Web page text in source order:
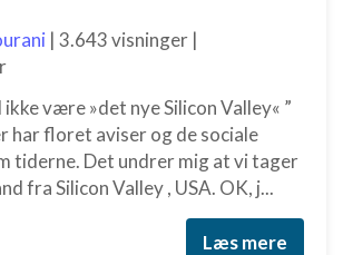
| 3.643 visninger |
ikke være »det nye Silicon Valley« ”
har floret aviser og de sociale
tiderne. Det undrer mig at vi tager
fra Silicon Valley , USA. OK, j...
Læs mere
vælge tilpasset indhold
gennem statistikker eller
oplysninger fra forskellige